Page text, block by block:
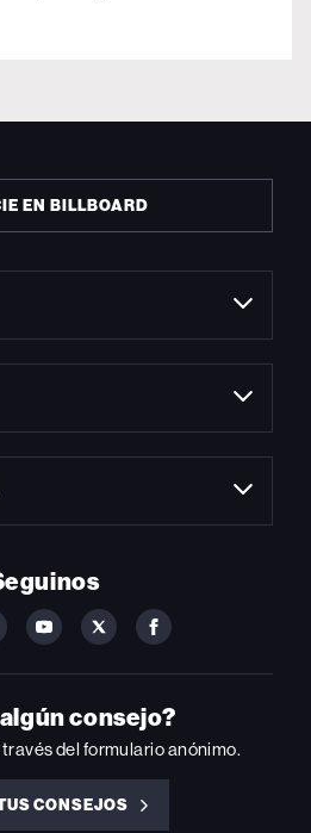
EN BILLBOARD
YOUTUBE
FOLLOW
ON
YOUTUBE
FOLLOW
ON
FOLLOW
ON
FACEBOOK
consejo?
del formulario anónimo.
CONSEJOS